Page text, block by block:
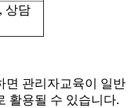
상담
면 관리자교육이 일반
활용될 수 있습니다.